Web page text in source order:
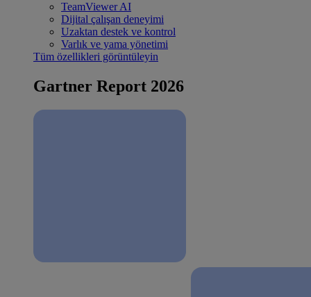
TeamViewer AI
Dijital çalışan deneyimi
Uzaktan destek ve kontrol
Varlık ve yama yönetimi
Tüm özellikleri görüntüleyin
Gartner Report 2026